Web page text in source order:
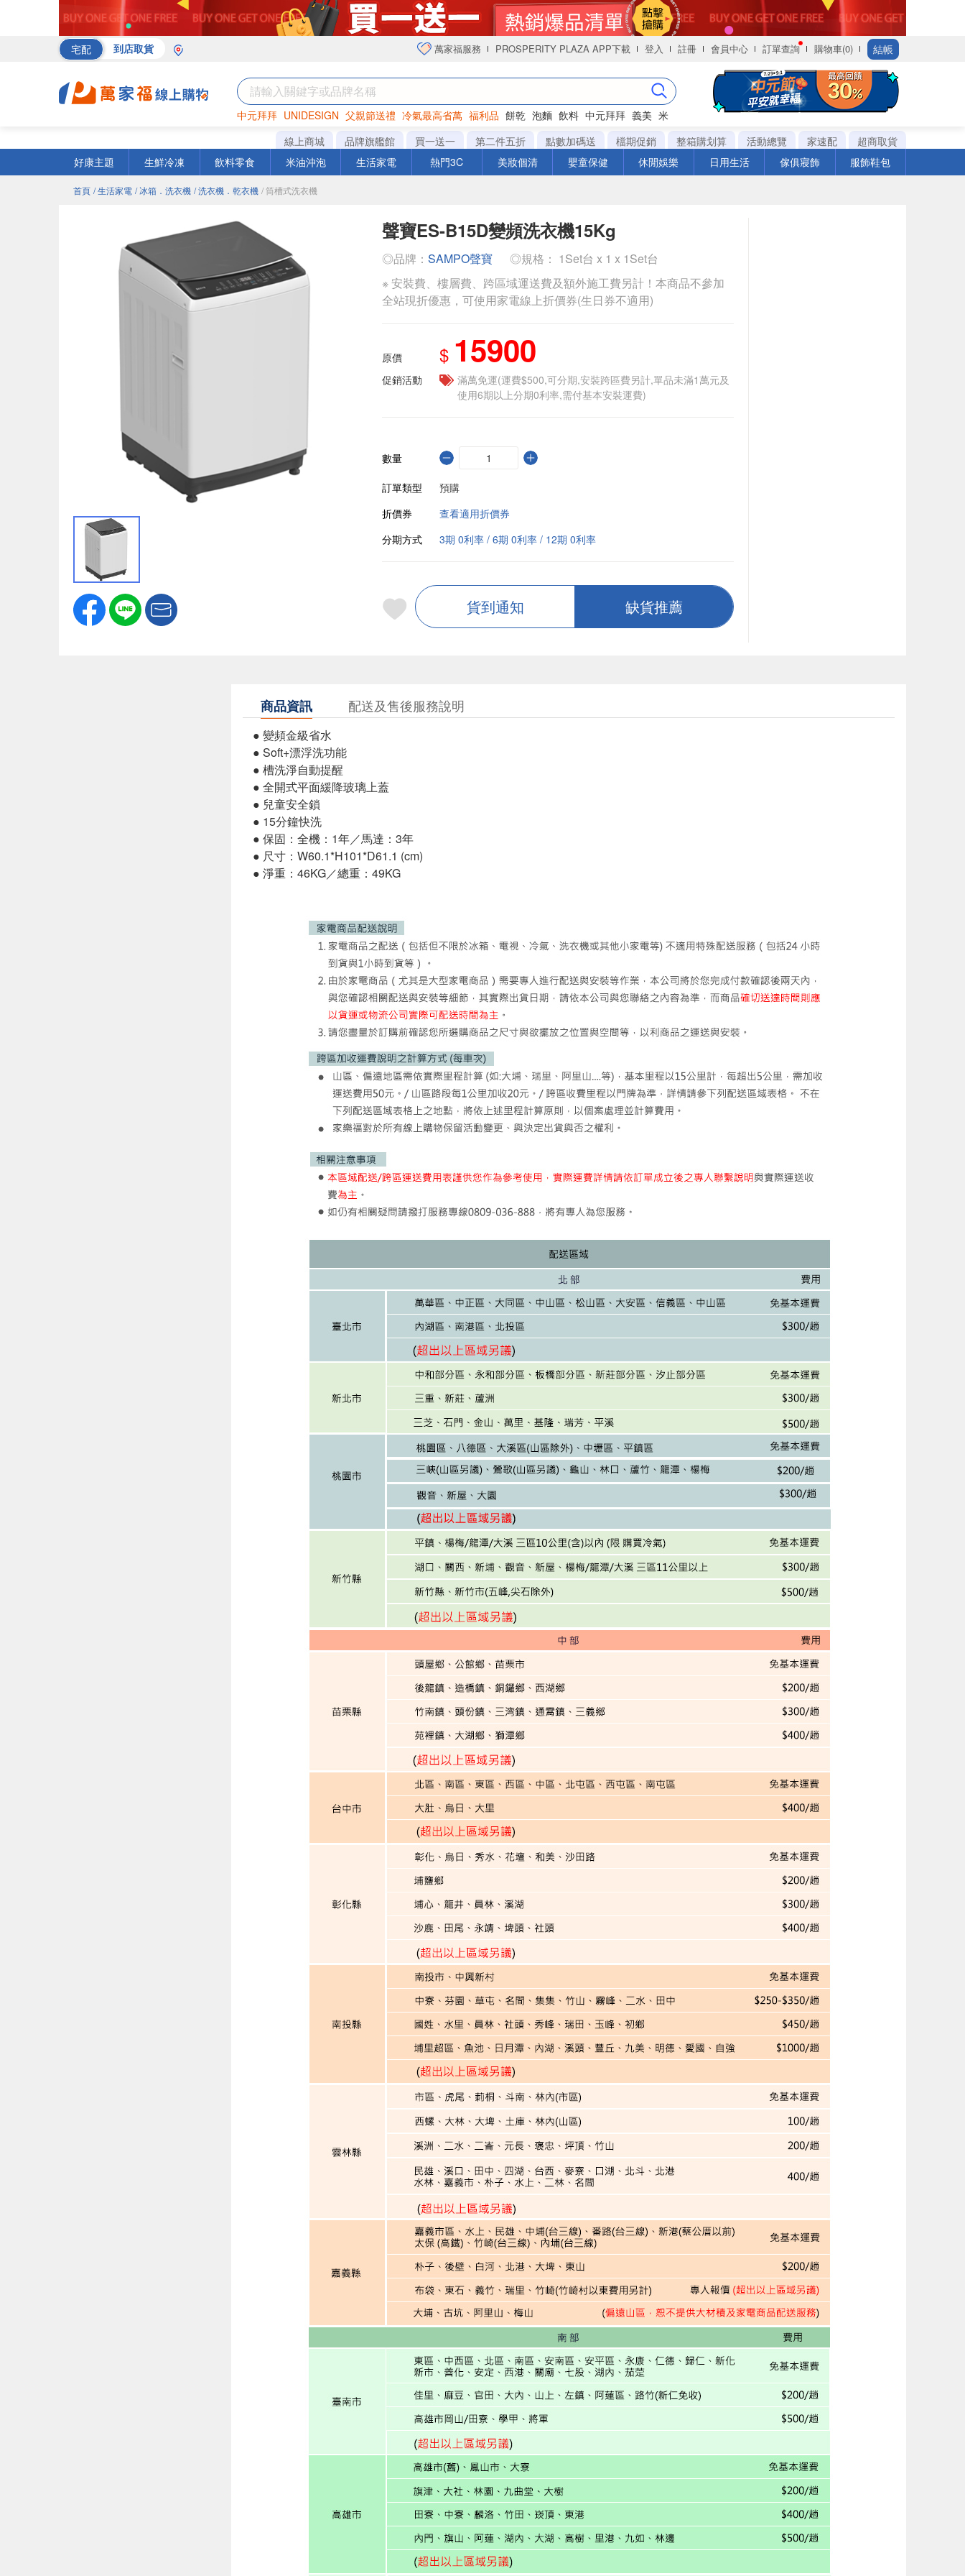
宅配 到店取貨 萬家福服務 PROSPERITY PLAZA APP下載 登入 註冊 會員中心 訂單查詢 購物車(0) 結帳
中元拜拜 UNIDESIGN 父親節送禮 冷氣最高省萬 福利品 餅乾 泡麵 飲料 中元拜拜 義美 米
巧克力 罐頭 衛生紙
線上商城 品牌旗艦館 買一送一 第二件五折 點數加碼送 檔期促銷 整箱購划算 活動總覽 家速配
超商取貨
好康主題
生鮮冷凍 飲料零食 米油沖泡 生活家電 熱門3C 美妝個清 嬰童保健 休閒娛樂 日用生活 傢俱寢飾 服飾鞋包
首頁 / 生活家電 / 冰箱．洗衣機 / 洗衣機．乾衣機 / 筒槽式洗衣機
聲寶ES-B15D變頻洗衣機15Kg
◎品牌： SAMPO聲寶
◎規格： 1Set台 x 1 x 1Set台
※ 安裝費、樓層費、跨區域運送費及額外施工費另計！本商品不參加
全站現折優惠，可使用家電線上折價券(生日券不適用)
原價 $ 15900
促銷活動
滿萬免運(運費$500,可分期,安裝跨區費另計,單品未滿1萬元及
使用6期以上分期0利率,需付基本安裝運費)
數量
訂單類型
預購
折價券
查看適用折價券
分期方式
3期 0利率 / 6期 0利率 / 12期 0利率
貨到通知 缺貨推薦
商品資訊 配送及售後服務說明
● 變頻金級省水
● Soft+漂浮洗功能
● 槽洗淨自動提醒
● 全開式平面緩降玻璃上蓋
● 兒童安全鎖
● 15分鐘快洗
● 保固：全機：1年／馬達：3年
● 尺寸：W60.1*H101*D61.1 (cm)
● 淨重：46KG／總重：49KG